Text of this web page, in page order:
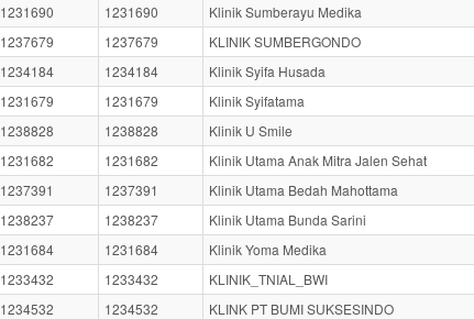
1231690 1231690
Klinik Sumberayu Medika
1237679 1237679
KLINIK SUMBERGONDO
1234184 1234184
Klinik Syifa Husada
1231679 1231679
Klinik Syifatama
1238828 1238828
Klinik U Smile
1231682 1231682
Klinik Utama Anak Mitra Jalen Sehat
1237391 1237391
Klinik Utama Bedah Mahottama
1238237 1238237
Klinik Utama Bunda Sarini
1231684 1231684
Klinik Yoma Medika
1233432 1233432
KLINIK_TNIAL_BWI
1234532 1234532
KLINK PT BUMI SUKSESINDO